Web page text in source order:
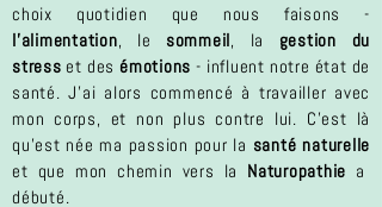
choix quotidien que nous faisons -
l'alimentation, le sommeil, la gestion du
stress et des émotions - influent notre état de
santé. J'ai alors commencé à travailler avec
mon corps, et non plus contre lui. C'est là
qu'est née ma passion pour la santé naturelle
et que mon chemin vers la Naturopathie a
débuté.